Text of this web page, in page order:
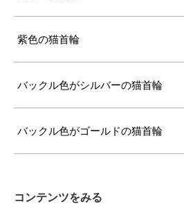
紫色の猫首輪
バックル色がシルバーの猫首輪
バックル色がゴールドの猫首輪
コンテンツをみる